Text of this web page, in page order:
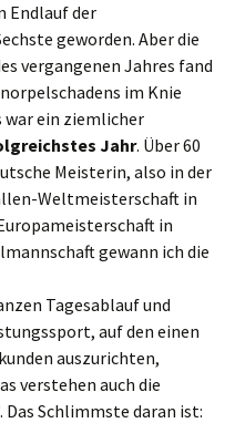
Endlauf der
geworden. Aber die
vergangenen Jahres fand
im Knie
war ein ziemlicher
Jahr. Über 60
Meisterin, also in der
Weltmeisterschaft in
in
gewann ich die
Tagesablauf und
auf den einen
auszurichten,
verstehen auch die
Schlimmste daran ist: